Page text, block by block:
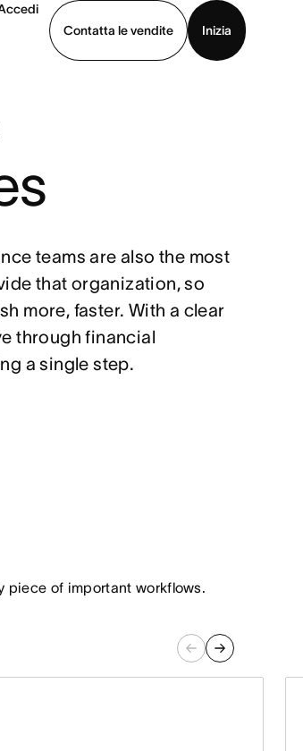
Contatta le vendite
Inizia
teams are also the most
that organization, so
more, faster. With a clear
through financial
a single step.
piece of important workflows.